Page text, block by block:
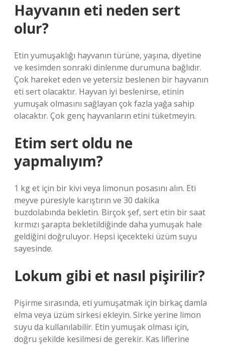
Hayvanın eti neden sert
olur?
Etin yumuşaklığı hayvanın türüne, yaşına, diyetine
ve kesimden sonraki dinlenme durumuna bağlıdır.
Çok hareket eden ve yetersiz beslenen bir hayvanın
eti sert olacaktır. Hayvan iyi beslenirse, etinin
yumuşak olmasını sağlayan çok fazla yağa sahip
olacaktır. Çok genç hayvanların etini tüketmeyin.
Etim sert oldu ne
yapmalıyım?
1 kg et için bir kivi veya limonun posasını alın. Eti
meyve püresiyle karıştırın ve 30 dakika
buzdolabında bekletin. Birçok şef, sert etin bir saat
kırmızı şarapta bekletildiğinde daha yumuşak hale
geldiğini doğruluyor. Hepsi içecekteki üzüm suyu
sayesinde.
Lokum gibi et nasıl pişirilir?
Pişirme sırasında, eti yumuşatmak için birkaç damla
elma veya üzüm sirkesi ekleyin. Sirke yerine limon
suyu da kullanılabilir. Etin yumuşak olması için,
doğru şekilde kesilmesi de gerekir. Kas liflerine